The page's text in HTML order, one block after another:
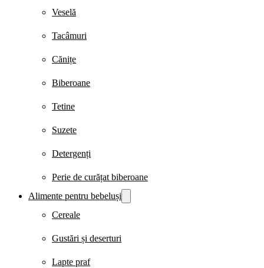
Veselă
Tacâmuri
Cănițe
Biberoane
Tetine
Suzete
Detergenți
Perie de curățat biberoane
Alimente pentru bebeluși
Cereale
Gustări și deserturi
Lapte praf